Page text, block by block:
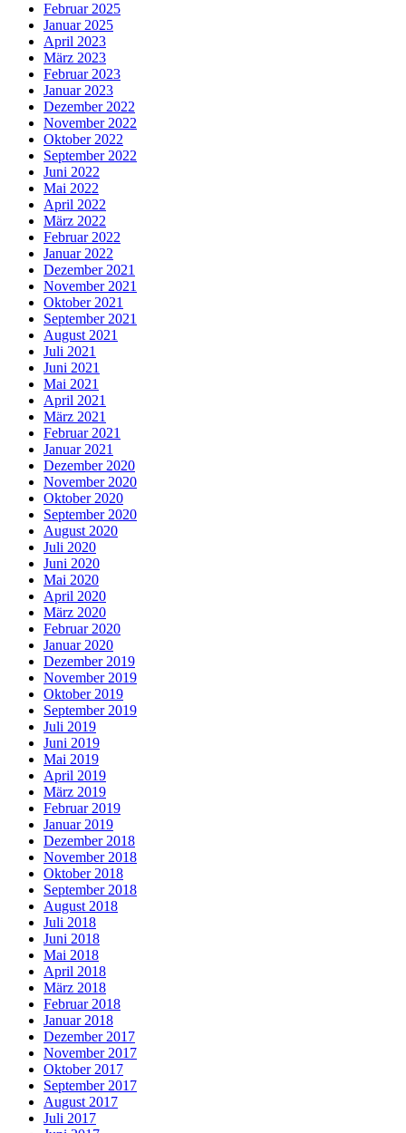
Februar 2025
Januar 2025
April 2023
März 2023
Februar 2023
Januar 2023
Dezember 2022
November 2022
Oktober 2022
September 2022
Juni 2022
Mai 2022
April 2022
März 2022
Februar 2022
Januar 2022
Dezember 2021
November 2021
Oktober 2021
September 2021
August 2021
Juli 2021
Juni 2021
Mai 2021
April 2021
März 2021
Februar 2021
Januar 2021
Dezember 2020
November 2020
Oktober 2020
September 2020
August 2020
Juli 2020
Juni 2020
Mai 2020
April 2020
März 2020
Februar 2020
Januar 2020
Dezember 2019
November 2019
Oktober 2019
September 2019
Juli 2019
Juni 2019
Mai 2019
April 2019
März 2019
Februar 2019
Januar 2019
Dezember 2018
November 2018
Oktober 2018
September 2018
August 2018
Juli 2018
Juni 2018
Mai 2018
April 2018
März 2018
Februar 2018
Januar 2018
Dezember 2017
November 2017
Oktober 2017
September 2017
August 2017
Juli 2017